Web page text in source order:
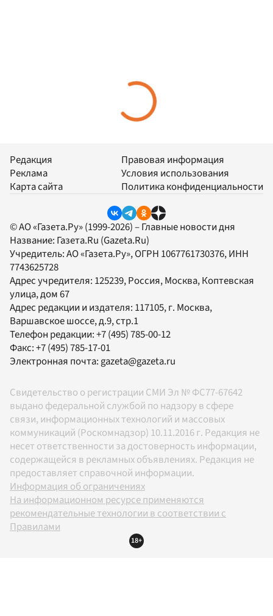
Редакция
Реклама
Карта сайта
Правовая информация
Условия использования
Политика конфиденциальности
© АО «Газета.Ру» (1999-2026) – Главные новости дня
Название: Газета.Ru (Gazeta.Ru)
Учредитель:АО «Газета.Ру», ОГРН 1067761730376, ИНН
7743625728
Адрес учредителя: 125239, Россия, Москва, Коптевская
улица, дом 67
Адрес редакции и издателя: 117105, г. Москва,
Варшавское шоссе, д.9, стр.1
Телефон редакции:+7 (495) 785-00-12
Факс:+7 (495) 785-17-01
Электронная почта:gazeta@gazeta.ru
Свидетельство о регистрации СМИ Эл № ФС77-67642
выдано федеральной службой по надзору в сфере
связи, информационных технологий и массовых
коммуникаций (Роскомнадзор) 10.11.2016 г. Редакция не
несет ответственности за достоверность информации,
содержащейся в рекламных объявлениях. Редакция не
предоставляет справочной информации.
Информация об ограничениях
На информационном ресурсе применяются
рекомендательные технологии в соответствии с
Правилами
18+